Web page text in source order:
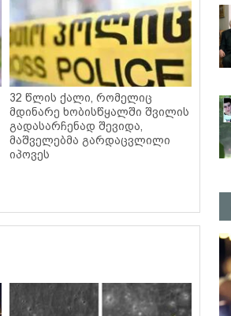
32 წლის ქალი, რომელიც
მდინარე ხობისწყალში შვილის
გადასარჩენად შევიდა,
მაშველებმა გარდაცვლილი
იპოვეს